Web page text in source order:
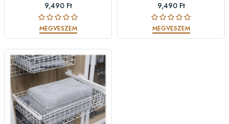
9,490 Ft
MEGVESZEM
9,490 Ft
MEGVESZEM